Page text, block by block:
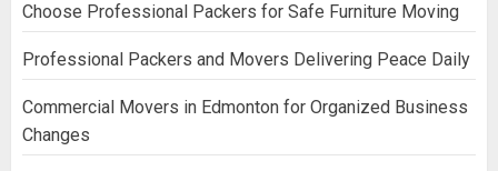
Choose Professional Packers for Safe Furniture Moving
Professional Packers and Movers Delivering Peace Daily
Commercial Movers in Edmonton for Organized Business
Changes